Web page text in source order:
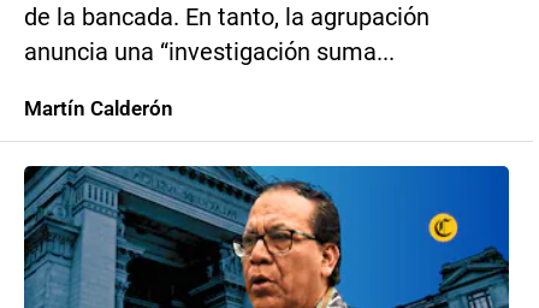
de la bancada. En tanto, la agrupación
anuncia una “investigación suma...
Martín Calderón